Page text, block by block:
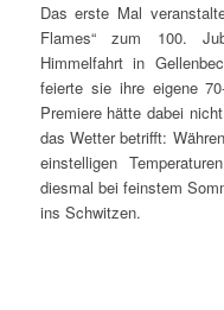
Das erste Mal
Flames“ zum 100.
Himmelfahrt in
feierte sie ihre eigene
Premiere hätte dabei
das Wetter betrifft:
einstelligen
diesmal bei feinstem
ins Schwitzen.